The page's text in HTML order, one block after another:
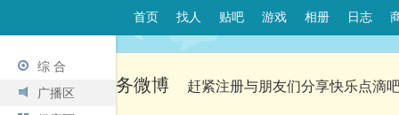
首页 找人 贴吧 游戏 相册 日志
欢迎来到商务微博 赶紧注册与朋友们分享快乐点滴
综 合
广播区